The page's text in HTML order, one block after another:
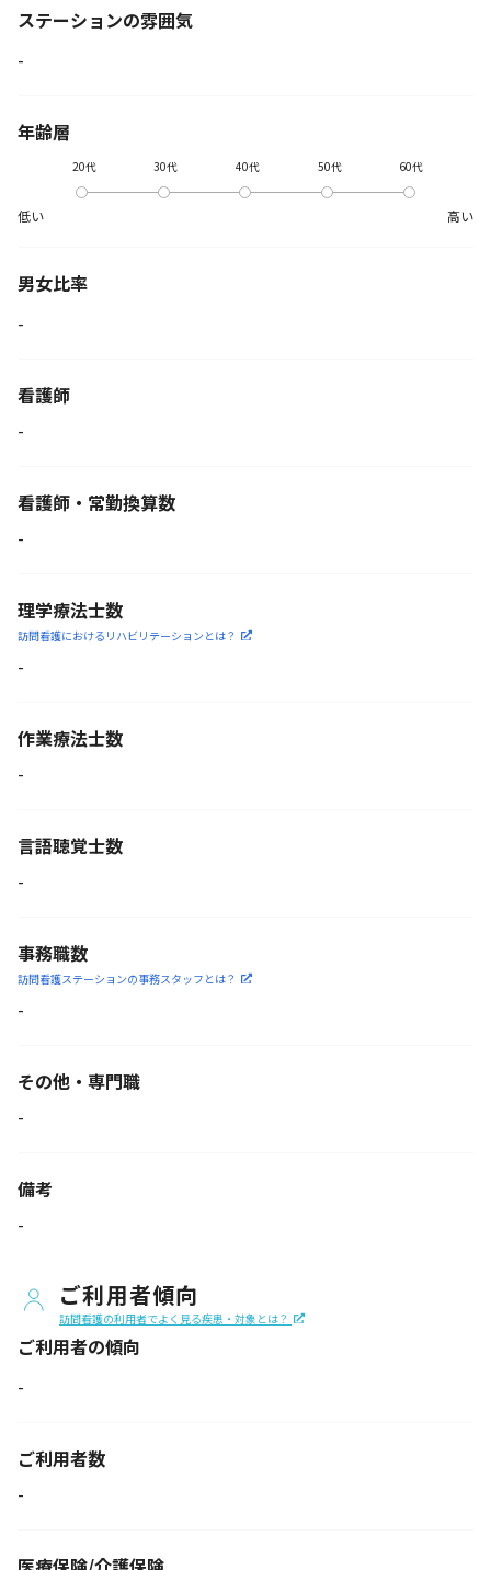
ステーションの雰囲気
-
年齢層
低い
20代 30代 40代 50代 60代
高い
男女比率
-
看護師
-
看護師・常勤換算数
-
理学療法士数
訪問看護におけるリハビリ テーションとは？
-
作業療法士数
-
言語聴覚士数
-
事務職数
訪問看護ステーションの事務スタッフとは？
-
その他・専門職
-
備考
-
ご利用者傾向
訪問看護の利用者でよく見る疾患・対象とは？
ご利用者の傾向
-
ご利用者数
-